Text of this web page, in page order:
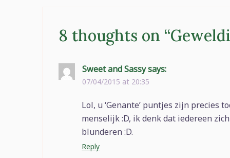
8 thoughts on “
Sweet and Sassysays:
07/04/2015 at 20:35
Lol, u ‘Genante’ puntjes zijn precies
menselijk :D, ik denk dat iedereen
blunderen :D.
Reply